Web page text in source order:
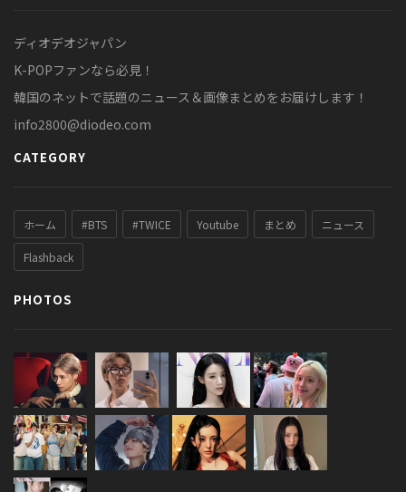
ディオデオジャパン
K-POPファンなら必見！
韓国のネットで話題のニュース＆画像まとめをお届けします！
info2800@diodeo.com
CATEGORY
ホーム #BTS #TWICE Youtube まとめ ニュース
Flashback
PHOTOS